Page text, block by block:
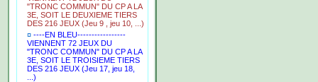
"TRONC COMMUN" DU CP A LA
3E, SOIT LE DEUXIEME TIERS
DES 216 JEUX (Jeu 9 , jeu 10, ...)
¤ ----EN BLEU-----------------
VIENNENT 72 JEUX DU
"TRONC COMMUN" DU CP A LA
3E, SOIT LE TROISIEME TIERS
DES 216 JEUX (Jeu 17, jeu 18,
...)